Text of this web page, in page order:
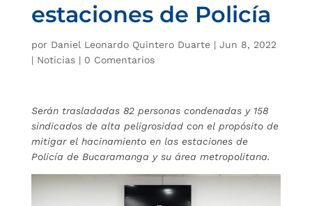
estaciones de Policía
por Daniel Leonardo Quintero Duarte| Jun 8, 2022
| Noticias| 0 Comentarios
Serán trasladadas 82 personas condenadas y 158
sindicados de alta peligrosidad con el propósito de
mitigar el hacinamiento en las estaciones de
Policía de Bucaramanga y su área metropolitana.